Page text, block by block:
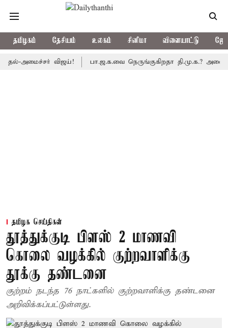
தமிழகம் தேசியம் உலகம் சினிமா விளையாட்டு
விஜய்! பா.ஜ.க.வை நெருங்குகிறதா தி.மு.க.?
தமிழக செய்திகள்
தூத்துக்குடி பிளஸ் 2 மாணவி
கொலை வழக்கில் குற்றவாளிக்கு
தூக்கு தண்டனை
குற்றம் நடந்த 76 நாட்களில் குற்றவாளிக்கு தண்டனை
அறிவிக்கப்பட்டுள்ளது.